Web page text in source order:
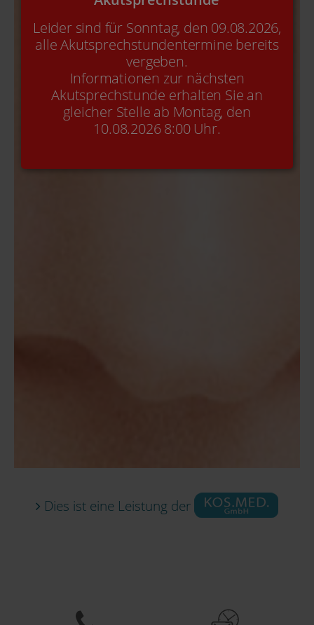
Leider sind für Sonntag, den 09.08.2026,
alle Akutsprechstundentermine bereits
vergeben.
Informationen zur nächsten
Akutsprechstunde erhalten Sie an
gleicher Stelle ab Montag, den
10.08.2026 8:00 Uhr.
Dies ist eine Leistung der